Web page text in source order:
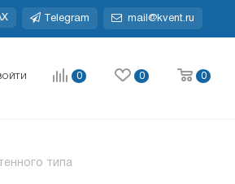
Telegram mail@kvent.ru
0 0 0
типа